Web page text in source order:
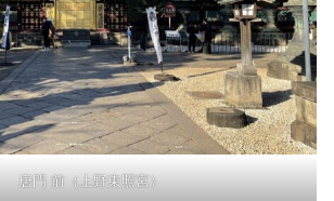
唐門 前（上野東照宮）